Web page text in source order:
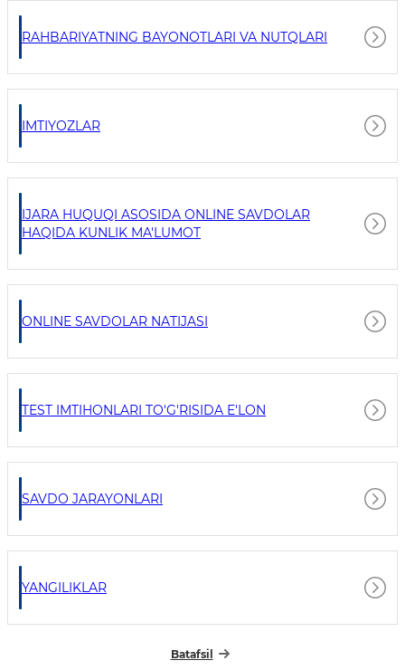
RAHBARIYATNING BAYONOTLARI VA NUTQLARI
IMTIYOZLAR
IJARA HUQUQI ASOSIDA ONLINE SAVDOLAR
HAQIDA KUNLIK MA'LUMOT
ONLINE SAVDOLAR NATIJASI
TEST IMTIHONLARI TO'G'RISIDA E'LON
SAVDO JARAYONLARI
YANGILIKLAR
Batafsil